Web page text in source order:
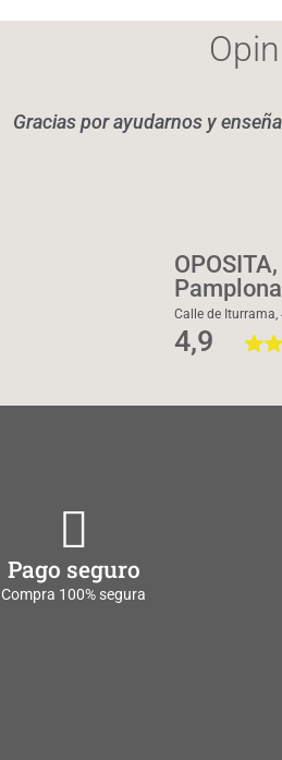
Gracias por ayudarnos y
Pamplona
Calle de
4,9
Pago seguro
Compra 100% segura